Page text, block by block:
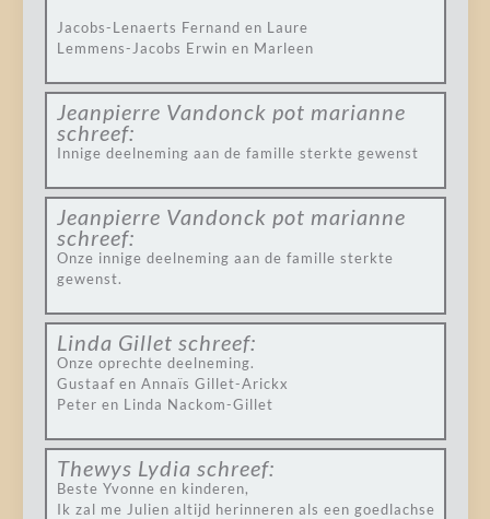
Jacobs-Lenaerts Fernand en Laure
Lemmens-Jacobs Erwin en Marleen
Jeanpierre Vandonck pot marianne
schreef:
Innige deelneming aan de famille sterkte gewenst
Jeanpierre Vandonck pot marianne
schreef:
Onze innige deelneming aan de famille sterkte
gewenst.
Linda Gillet schreef:
Onze oprechte deelneming.
Gustaaf en Annaïs Gillet-Arickx
Peter en Linda Nackom-Gillet
Thewys Lydia schreef:
Beste Yvonne en kinderen,
Ik zal me Julien altijd herinneren als een goedlachse